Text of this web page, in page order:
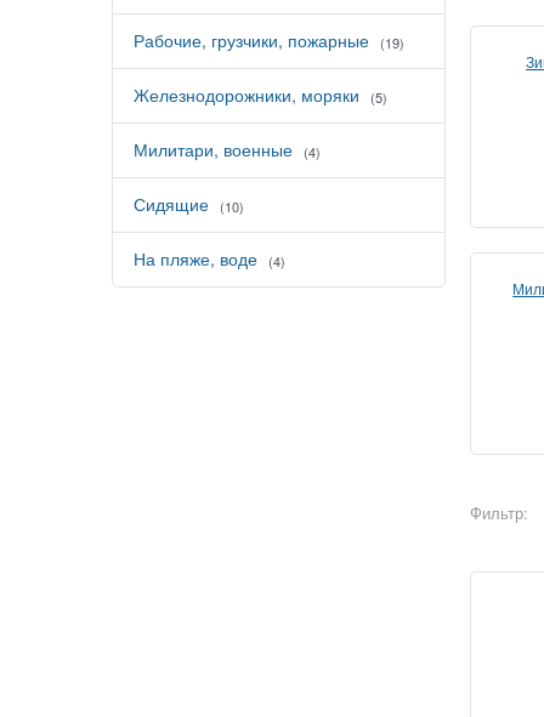
Рабочие, грузчики, пожарные (19)
Железнодорожники, моряки (5)
Милитари, военные (4)
Сидящие (10)
На пляже, воде (4)
Фильтр: